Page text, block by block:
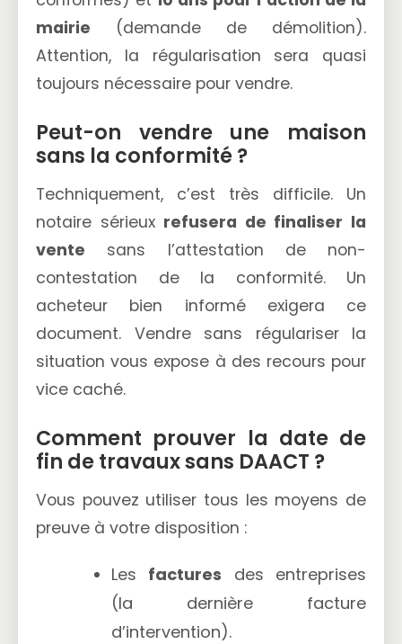
mairie (demande de démolition).
Attention, la régularisation sera quasi
toujours nécessaire pour vendre.
Peut-on vendre une maison
sans la conformité ?
Techniquement, c’est très difficile. Un
notaire sérieux refusera de finaliser la
vente sans l’attestation de non-
contestation de la conformité. Un
acheteur bien informé exigera ce
document. Vendre sans régulariser la
situation vous expose à des recours pour
vice caché.
Comment prouver la date de
fin de travaux sans DAACT ?
Vous pouvez utiliser tous les moyens de
preuve à votre disposition :
Les factures des entreprises
(la dernière facture
d’intervention).